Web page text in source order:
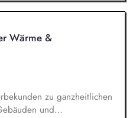
und Skalierung weiter.
marktseitigen Erfolg
Kennzahlen wie Umsatz,
und leitest daraus
sowie technische und
und übersetzt sie in
und Roadmaps.
Wärme &
zu ganzheitlichen
und